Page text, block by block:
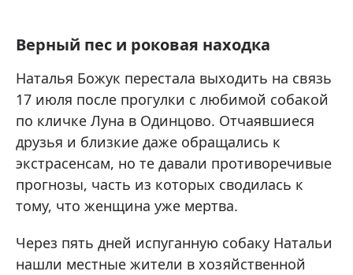
Верный пес и роковая находка
Наталья Божук перестала выходить на связь
17 июля после прогулки с любимой собакой
по кличке Луна в Одинцово. Отчаявшиеся
друзья и близкие даже обращались к
экстрасенсам, но те давали противоречивые
прогнозы, часть из которых сводилась к
тому, что женщина уже мертва.
Через пять дней испуганную собаку Натальи
нашли местные жители в хозяйственной